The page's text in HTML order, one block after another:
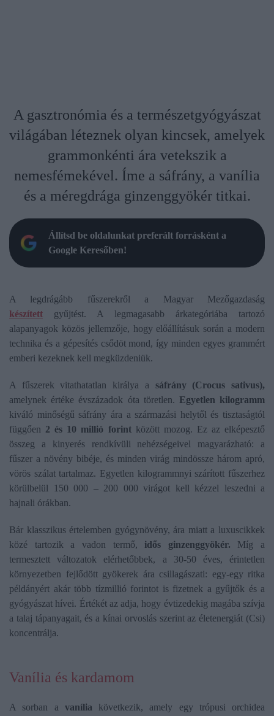
A gasztronómia és a természetgyógyászat
világában léteznek olyan kincsek, amelyek
grammonkénti ára vetekszik a
nemesfémekével. Íme a sáfrány, a vanília
és a méregdrága ginzenggyökér titkai.
Állítsd be oldalunkat preferált forrásként a
Google Keresőben!
A legdrágább fűszerekről a Magyar Mezőgazdaság
készített gyűjtést. A legmagasabb árkategóriába tartozó
alapanyagok közös jellemzője, hogy előállításuk során a modern
technika és a gépesítés csődöt mond, így minden egyes grammért
emberi kezeknek kell megküzdeniük.
A fűszerek vitathatatlan királya a sáfrány (Crocus sativus),
amelynek értéke évszázadok óta töretlen. Egyetlen kilogramm
kiváló minőségű sáfrány ára a származási helytől és tisztaságtól
függően 2 és 10 millió forintközött mozog. Ez az elképesztő
összeg a kinyerés rendkívüli nehézségeivel magyarázható: a
fűszer a növény bibéje, és minden virág mindössze három apró,
vörös szálat tartalmaz. Egyetlen kilogrammnyi szárított fűszerhez
körülbelül 150 000 – 200 000 virágot kell kézzel leszedni a
hajnali órákban.
Bár klasszikus értelemben gyógynövény, ára miatt a luxuscikkek
közé tartozik a vadon termő, idős ginzenggyökér. Míg a
termesztett változatok elérhetőbbek, a 30-50 éves, érintetlen
környezetben fejlődött gyökerek ára csillagászati: egy-egy ritka
példányért akár több tízmillió forintot is fizetnek a gyűjtők és a
gyógyászat hívei. Értékét az adja, hogy évtizedekig magába szívja
a talaj tápanyagait, és a kínai orvoslás szerint az életenergiát (Csi)
koncentrálja.
Vanília és kardamom
A sorban a vanília következik, amely egy trópusi orchidea